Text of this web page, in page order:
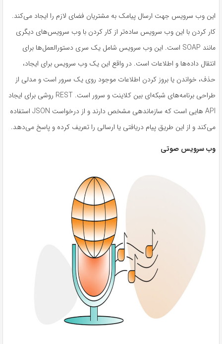
این وب سرویس جهت ارسال پیامک به مشتریان فضای لازم را ایجاد می‌کند.
کار کردن با این وب سرویس ساده‌تر از کار کردن با وب سرویس‌های دیگری
مانند SOAP است. این وب سرویس شامل یک سری دستورالعمل‌ها برای
انتقال داده‌ها و اطلاعات است. در واقع این یک وب سرویس برای ایجاد،
حذف، خواندن یا بروز کردن اطلاعات موجود روی یک سرور است و مدلی از
طراحی برنامه‌های شبکه‌ای بین کلاینت و سرور است. REST روشی برای ایجاد
API هایی است که سازماندهی مشخص دارند و از درخواست JSON استفاده
می‌کند و از این طریق پیام دریافتی یا ارسالی را تعریف کرده و پاسخ می‌دهد.
وب سرویس صوتی